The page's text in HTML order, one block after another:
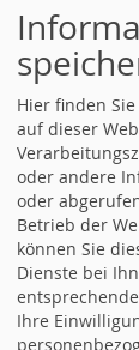
23.06.2026 19:06
Reform muss zu
führen Der
Grundlage für
und dann auf
Aufgabe,
kleinen und
sichern…
20.06.2026 12:14
117 Millionen
Millionen
mussten. Hinter
Hier finden
auf dieser
oder andere
oder
Betrieb der
können Sie
Dienste bei
Ihre